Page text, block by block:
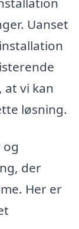
Uanset
at vi kan
løsning.
der
Her er